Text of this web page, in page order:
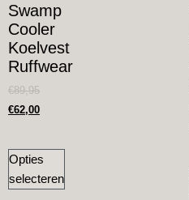
Swamp
Cooler
Koelvest
Ruffwear
€89,95
€62,00
Opties
selecteren